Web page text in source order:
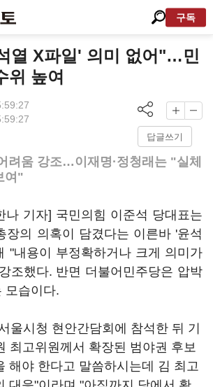
구독
열 X파일' 의미 없어"…민
위 높여
답글쓰기
려움 강조…이재명·정청래는 "실체
여"
나 기자] 국민의힘 이준석 당대표는
장의 의혹이 담겼다는 이른바 '윤석
"내용이 부정확하거나 크게 의미가
조했다. 반면 더불어민주당은 압박
모습이다.
울시청 현안간담회에 참석한 뒤 기
최고위원께서 확장된 범야권 후보
해야 한다고 말씀하시는데 김 최고